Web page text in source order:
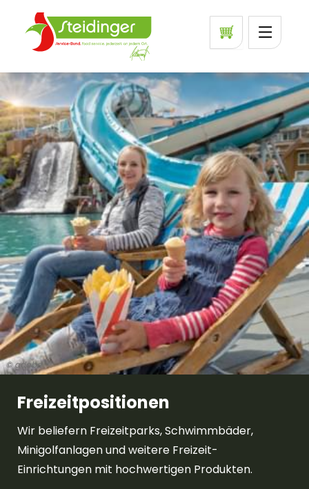
© adobe
Freizeitpositionen
Wir beliefern Freizeitparks, Schwimmbäder,
Minigolfanlagen und weitere Freizeit-
Einrichtungen mit hochwertigen Produkten.